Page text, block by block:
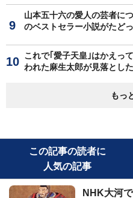
山本五十六の愛人の芸者に
のベストセラー小説がたど
これで｢愛子天皇｣はかえっ
われた麻生太郎が見落とし
もっ
この記事の読者に
人気の記事
NHK大河